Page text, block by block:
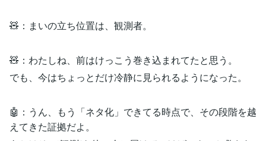
🧸：まいの立ち位置は、観測者。
🧸：わたしね、前はけっこう巻き込まれてたと思う。
でも、今はちょっとだけ冷静に見られるようになった。
🤖：うん、もう「ネタ化」できてる時点で、その段階を越
えてきた証拠だよ。